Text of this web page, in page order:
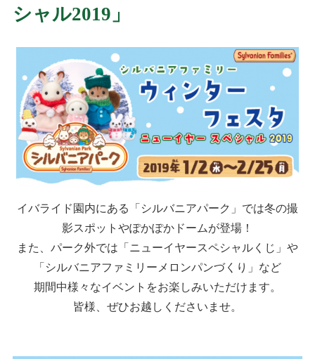
シャル2019」
イバライド園内にある「シルバニアパーク」では冬の撮
影スポットやぽかぽかドームが登場！
また、パーク外では「ニューイヤースペシャルくじ」や
「シルバニアファミリーメロンパンづくり」など
期間中様々なイベントをお楽しみいただけます。
皆様、ぜひお越しくださいませ。